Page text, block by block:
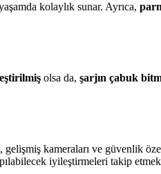
kolaylık sunar. Ayrıca,
olsa da, şarjın çabuk
gelişmiş kameraları ve güvenlik
iyileştirmeleri takip